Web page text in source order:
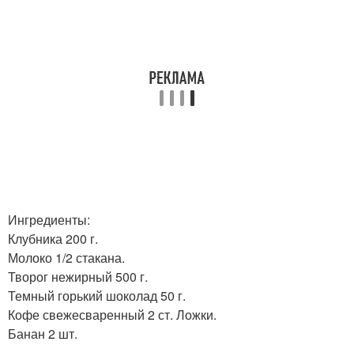
Ингредиенты:
Клубника 200 г.
Молоко 1/2 стакана.
Творог нежирный 500 г.
Темный горький шоколад 50 г.
Кофе свежесваренный 2 ст. Ложки.
Банан 2 шт.